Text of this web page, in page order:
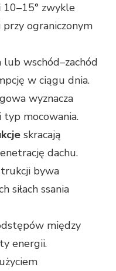
10–15° zwykle
ograniczonym
lub wschód–zachód
w ciągu dnia.
wyznacza
typ mocowania.
skracają
dachu.
bywa
siłach ssania
między
energii.